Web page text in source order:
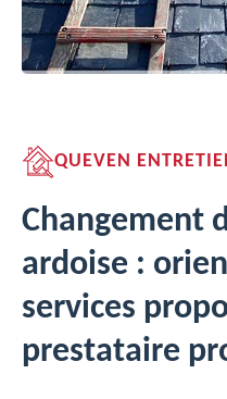
QUEVEN
Changement
ardoise :
services
prestataire